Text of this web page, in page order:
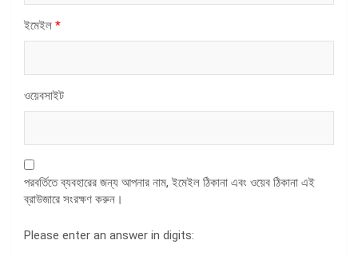
ইমেইল *
ওয়েবসাইট
পরবর্তিতে ব্যবহারের জন্য আপনার নাম, ইমেইল ঠিকানা এবং ওয়েব ঠিকানা এই
ব্রাউজারে সংরক্ষণ করুন।
Please enter an answer in digits: